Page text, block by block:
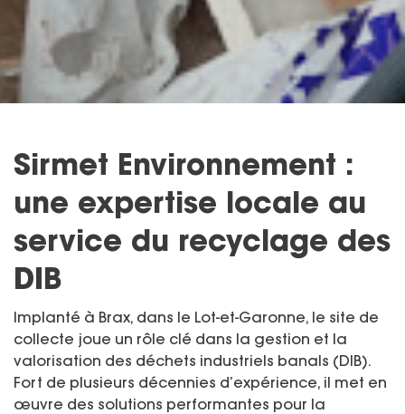
Sirmet Environnement :
une expertise locale au
service du recyclage des
DIB
Implanté à Brax, dans le Lot-et-Garonne, le site de
collecte joue un rôle clé dans la gestion et la
valorisation des déchets industriels banals (DIB).
Fort de plusieurs décennies d’expérience, il met en
œuvre des solutions performantes pour la